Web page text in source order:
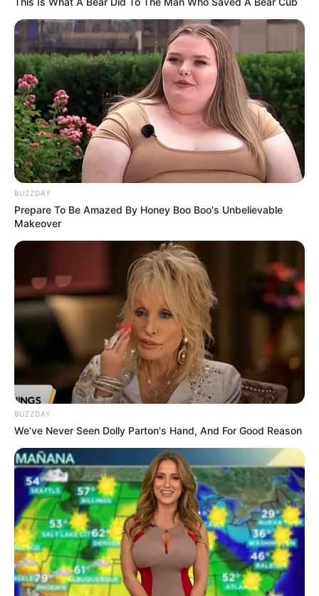
Rating
Cerita
Pemain
Akting
BUZZDAY
Prepare To Be Amazed By Honey Boo Boo's Unbelievable
Makeover
BUZZDAY
We’ve Never Seen Dolly Parton's Hand, And For Good Reason